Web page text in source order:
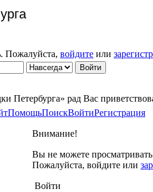
. Пожалуйста, войдите или
Петербурга» рад Вас
ПомощьПоискВойтиРегистрация
Внимание!
Вы не можете
Пожалуйста, войдите или
Войти